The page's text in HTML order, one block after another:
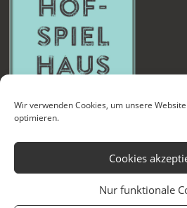
Wir verwenden Cookies, um unsere
optimieren.
Cookies
Nur funktionale
Kontakt Newsletter